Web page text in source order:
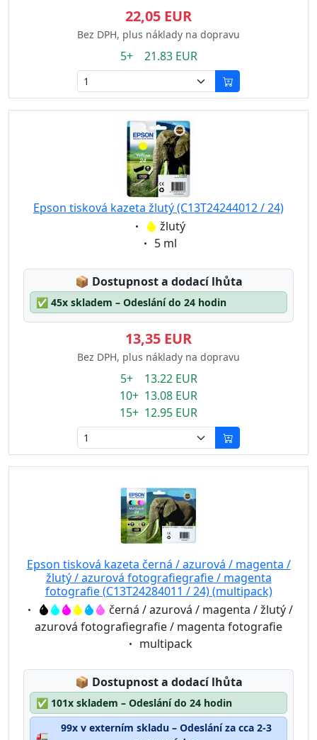
22,05 EUR
Bez DPH, plus náklady na dopravu
5+ 21.83 EUR
Epson tisková kazeta žlutý (C13T24244012 / 24)
Eigenschaft:
žlutý
Eigenschaft:
5 ml
📦 Lagerstatus:
Dostupnost a dodací lhůta
✅ 45x skladem – Odeslání do 24 hodin
13,35 EUR
Bez DPH, plus náklady na dopravu
5+ 13.22 EUR
10+ 13.08 EUR
15+ 12.95 EUR
Epson tisková kazeta černá / azurová / magenta /
žlutý / azurová fotografiegrafie / magenta
fotografie (C13T24284011 / 24) (multipack)
Eigenschaft:
černá / azurová / magenta / žlutý /
azurová fotografiegrafie / magenta fotografie
Eigenschaft:
multipack
📦 Lagerstatus:
Dostupnost a dodací lhůta
✅ 101x skladem – Odeslání do 24 hodin
🚛
99x v externím skladu – Odeslání za cca 2-3